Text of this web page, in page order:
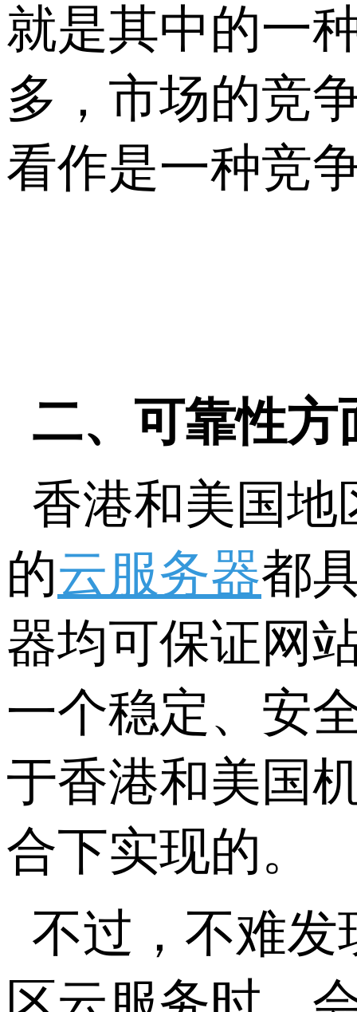
就是其中的一
多，市场的竞
看作是一种竞
二、可靠性方
香港和美国地
的云服务器都
器均可保证网
一个稳定、安
于香港和美国
合下实现的。
不过，不难发